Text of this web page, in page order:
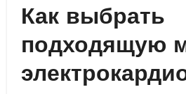
Как выбрать
подходящую